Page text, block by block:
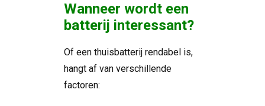
Wanneer wordt een
batterij interessant?
Of een thuisbatterij rendabel is,
hangt af van verschillende
factoren: